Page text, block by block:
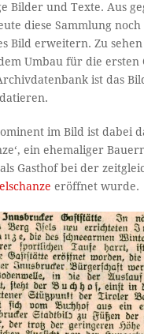
Bilder und Texte. Aus
diese Sammlung
Bild erweitern. Zu
Umbau für die ersten
ist das
im Bild ist dabei
ein ehemaliger
Gasthof bei der
eröffnet wurde.